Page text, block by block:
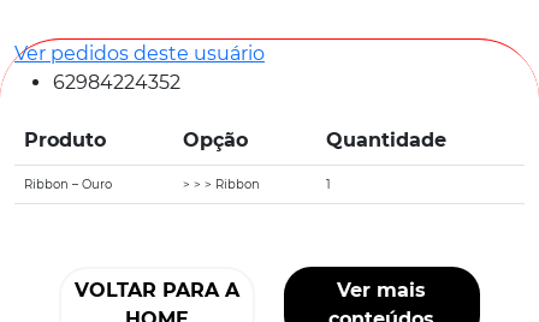
Ver pedidos deste usuário
62984224352
Produto Opção Quantidade
Ribbon – Ouro > > > Ribbon 1
VOLTAR PARA A
Ver mais